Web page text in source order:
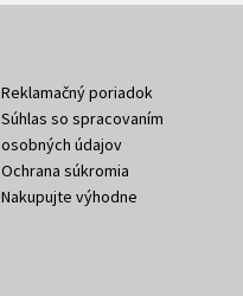
Reklamačný poriadok
Súhlas so spracovaním
osobných údajov
Ochrana súkromia
Nakupujte výhodne